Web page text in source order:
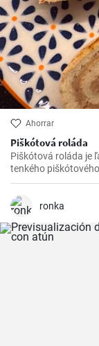
Ahorrar
Piškótová roláda
Piškótová roláda je
tenkého
ronka